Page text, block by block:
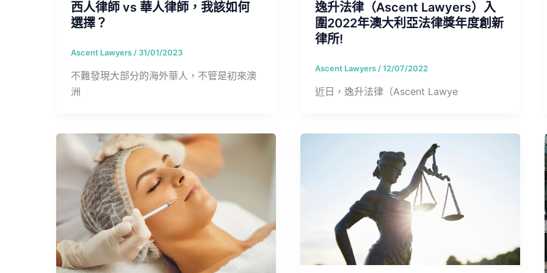
西人律師 vs 華人律師，我該如何
選擇？
Ascent Lawyers/ 31/01/2023
不難發現大部分的海外華人，不管是初來澳
洲
逸升法律（Ascent Lawyers）入
圍2022年澳大利亞法律獎年度創新
律所!
Ascent Lawyers/12/07/2022
近日，逸升法律（Ascent Lawye